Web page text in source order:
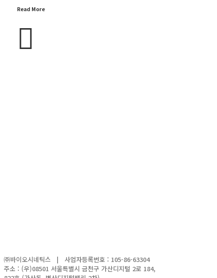
Read More
㈜바이오시네틱스 | 사업자등록번호 : 105-86-63304
주소 : (우)08501 서울특별시 금천구 가산디지털 2로 184,